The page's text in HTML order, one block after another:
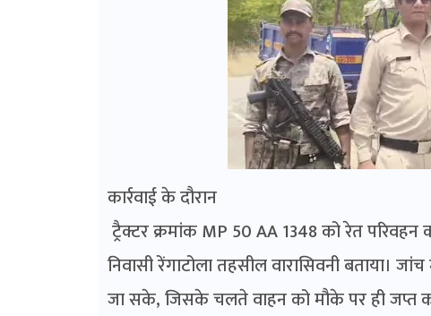
कार्रवाई के दौरान
ट्रैक्टर क्रमांक MP 50 AA 1348 को रेत
निवासी रेंगाटोला तहसील वारासिवनी बताया।
जा सके, जिसके चलते वाहन को मौके पर ही जप्त